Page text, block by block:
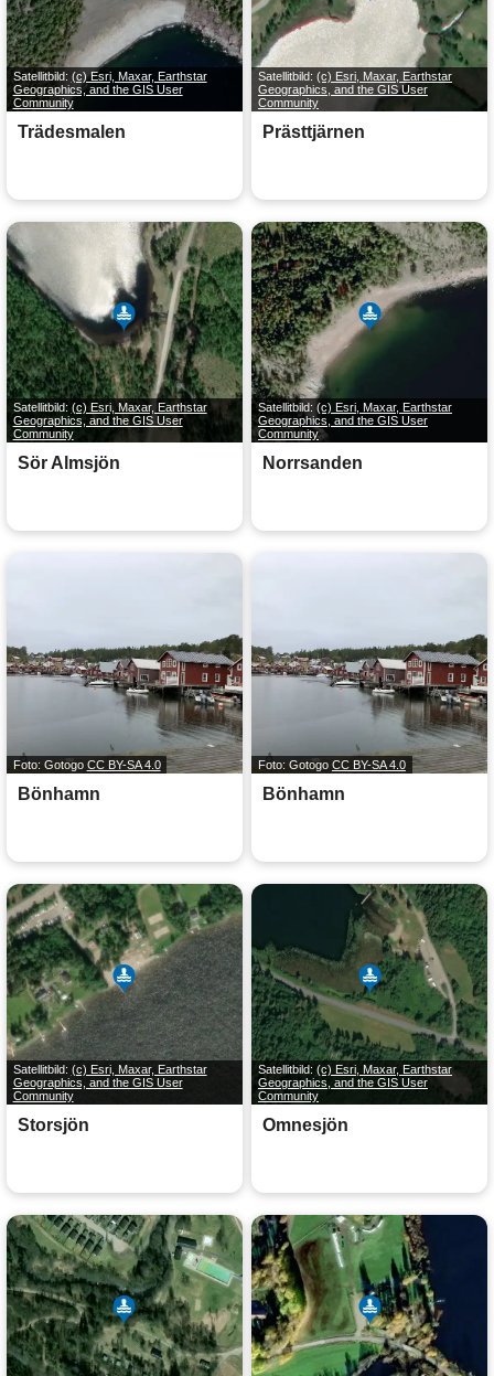
Satellitbild: (c) Esri, Maxar, Earthstar
Geographics, and the GIS User
Community
Trädesmalen
Satellitbild: (c) Esri, Maxar, Earthstar
Geographics, and the GIS User
Community
Prästtjärnen
Satellitbild: (c) Esri, Maxar, Earthstar
Geographics, and the GIS User
Community
Sör Almsjön
Satellitbild: (c) Esri, Maxar, Earthstar
Geographics, and the GIS User
Community
Norrsanden
Foto: Gotogo CC BY-SA 4.0
Bönhamn
Foto: Gotogo CC BY-SA 4.0
Bönhamn
Satellitbild: (c) Esri, Maxar, Earthstar
Geographics, and the GIS User
Community
Storsjön
Satellitbild: (c) Esri, Maxar, Earthstar
Geographics, and the GIS User
Community
Omnesjön